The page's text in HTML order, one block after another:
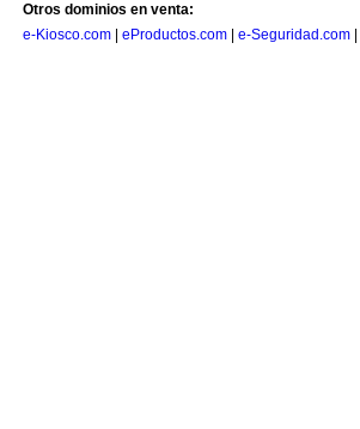
Otros dominios en venta:
e-Kiosco.com
eProductos.com e-Seguridad.com